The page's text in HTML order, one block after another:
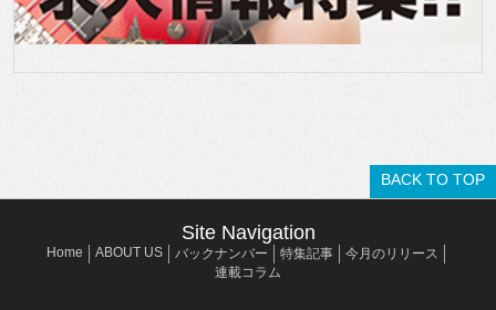
BACK TO TOP
Site Navigation
Home ABOUT US バックナンバー 特集記事
今月のリリース
連載コラム